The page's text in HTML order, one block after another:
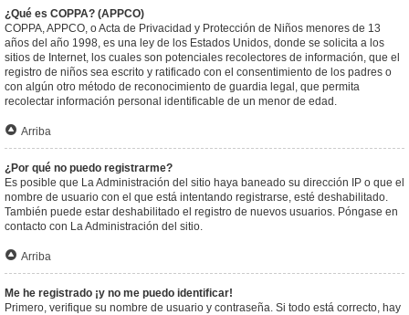
¿Qué es COPPA? (APPCO)
COPPA, APPCO, o Acta de Privacidad y Protección de Niños menores de 13
años del año 1998, es una ley de los Estados Unidos, donde se solicita a los
sitios de Internet, los cuales son potenciales recolectores de información, que el
registro de niños sea escrito y ratificado con el consentimiento de los padres o
con algún otro método de reconocimiento de guardia legal, que permita
recolectar información personal identificable de un menor de edad.
Arriba
¿Por qué no puedo registrarme?
Es posible que La Administración del sitio haya baneado su dirección IP o que el
nombre de usuario con el que está intentando registrarse, esté deshabilitado.
También puede estar deshabilitado el registro de nuevos usuarios. Póngase en
contacto con La Administración del sitio.
Arriba
Me he registrado ¡y no me puedo identificar!
Primero, verifique su nombre de usuario y contraseña. Si todo está correcto, hay